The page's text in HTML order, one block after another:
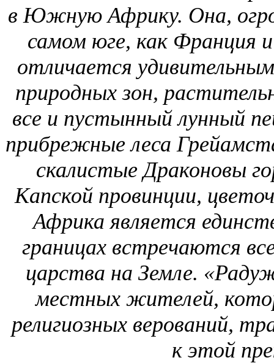
в Южную Африку. Она,
самом юге, как Франция
отличается
природных зон,
все и пустынный лунный
прибрежные леса
скалистые Драконовы
Капской провинции,
Африка является
границах встречаются
царства на Земле.
местных жителей,
религиозных верований,
к этой